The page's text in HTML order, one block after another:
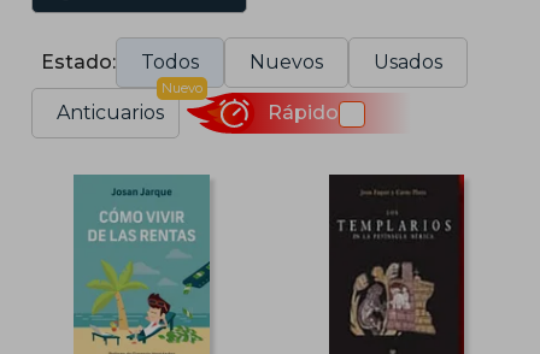
Estado: Todos Nuevos Usados
Anticuarios
Nuevo
Rápido